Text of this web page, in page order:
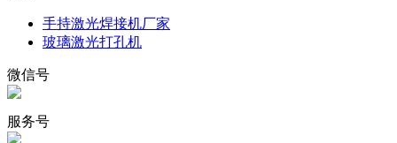
手持激光焊接机厂家
玻璃激光打孔机
微信号
服务号